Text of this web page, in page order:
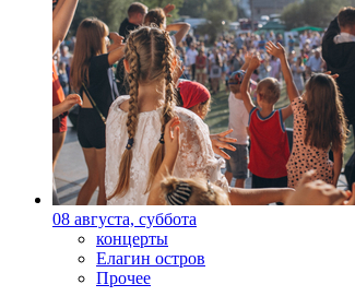
08 августа, суббота
концерты
Елагин остров
Прочее